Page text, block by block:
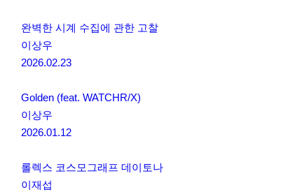
완벽한 시계 수집에 관한 고찰
이상우
2026.02.23
Golden (feat. WATCHR/X)
이상우
2026.01.12
롤렉스 코스모그래프 데이토나
이재섭